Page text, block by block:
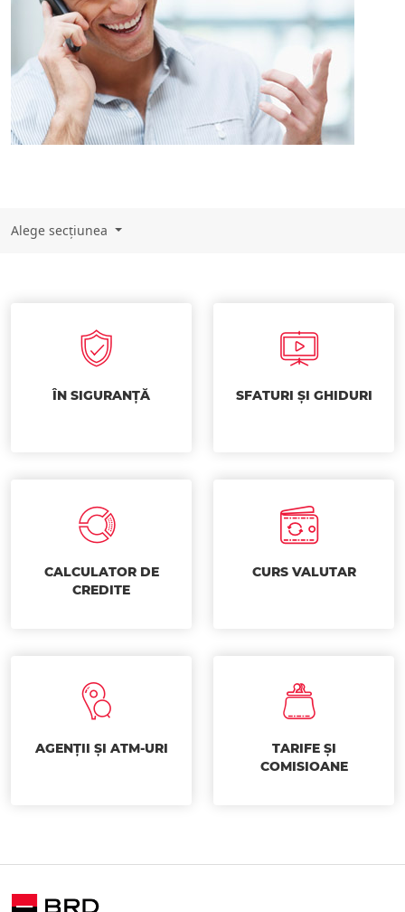
Alege secțiunea
ÎN SIGURANȚĂ SFATURI ȘI GHIDURI
CALCULATOR DE
CREDITE
CURS VALUTAR
AGENȚII ȘI ATM-URI
TARIFE ȘI
COMISIOANE